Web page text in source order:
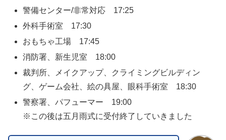
警備センター/非常対応 17:25
外科手術室 17:30
おもちゃ工場 17:45
消防署、新生児室 18:00
裁判所、メイクアップ、クライミングビルディン
グ、ゲーム会社、絵の具屋、眼科手術室 18:30
警察署、パフューマー 19:00
※この後は五月雨式に受付終了していきました